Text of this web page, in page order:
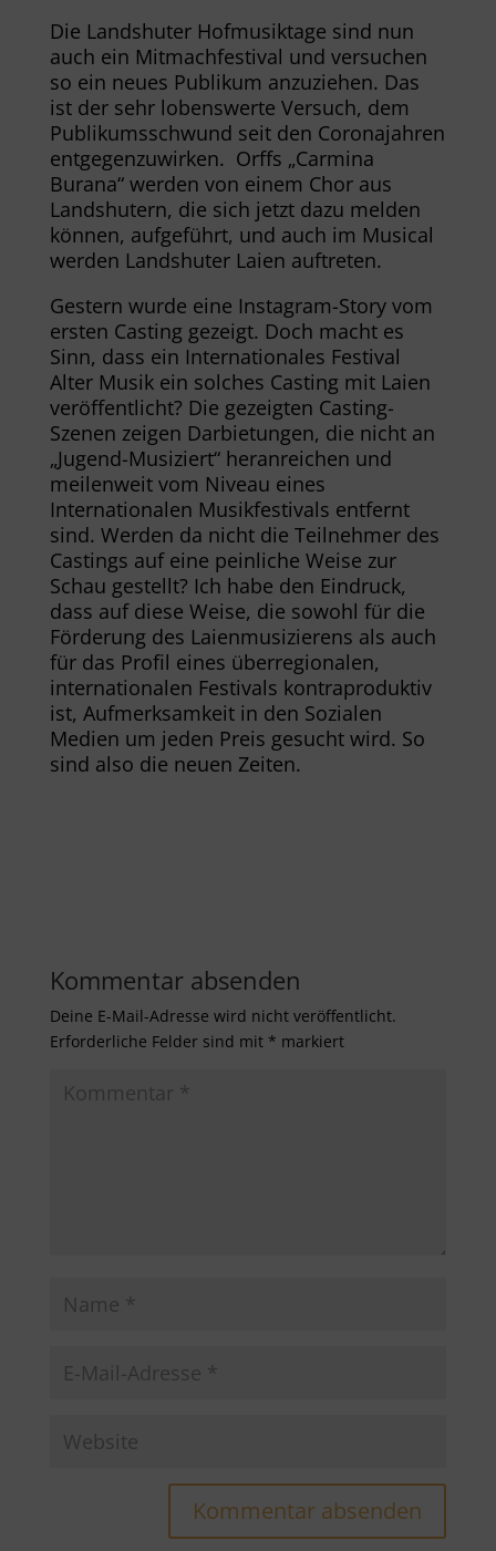
Die Landshuter Hofmusiktage sind nun
auch ein Mitmachfestival und versuchen
so ein neues Publikum anzuziehen. Das
ist der sehr lobenswerte Versuch, dem
Publikumsschwund seit den Coronajahren
entgegenzuwirken. Orffs „Carmina
Burana“ werden von einem Chor aus
Landshutern, die sich jetzt dazu melden
können, aufgeführt, und auch im Musical
werden Landshuter Laien auftreten.
Gestern wurde eine Instagram-Story vom
ersten Casting gezeigt. Doch macht es
Sinn, dass ein Internationales Festival
Alter Musik ein solches Casting mit Laien
veröffentlicht? Die gezeigten Casting-
Szenen zeigen Darbietungen, die nicht an
„Jugend-Musiziert“ heranreichen und
meilenweit vom Niveau eines
Internationalen Musikfestivals entfernt
sind. Werden da nicht die Teilnehmer des
Castings auf eine peinliche Weise zur
Schau gestellt? Ich habe den Eindruck,
dass auf diese Weise, die sowohl für die
Förderung des Laienmusizierens als auch
für das Profil eines überregionalen,
internationalen Festivals kontraproduktiv
ist, Aufmerksamkeit in den Sozialen
Medien um jeden Preis gesucht wird. So
sind also die neuen Zeiten.
Kommentar absenden
Deine E-Mail-Adresse wird nicht veröffentlicht.
Erforderliche Felder sind mit * markiert